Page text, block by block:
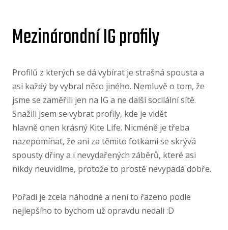
Mezinárondní IG profily
Profilů z kterých se dá vybírat je strašná spousta a
asi každý by vybral něco jiného. Nemluvě o tom, že
jsme se zaměřili jen na IG a ne další socilální sítě.
Snažili jsem se vybrat profily, kde je vidět
hlavně onen krásný Kite Life. Nicméně je třeba
nazepomínat, že ani za těmito fotkami se skrývá
spousty dřiny a i nevydařených záběrů, které asi
nikdy neuvidíme, protože to prostě nevypadá dobře.
Pořadí je zcela náhodné a není to řazeno podle
nejlepšího to bychom už opravdu nedali :D